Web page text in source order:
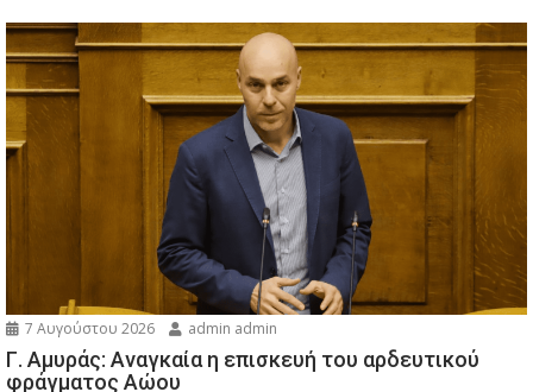
7 Αυγούστου 2026 admin admin
Γ. Αμυράς: Αναγκαία η επισκευή του αρδευτικού
φράγματος Αώου